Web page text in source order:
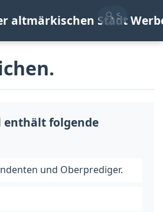
altmärkischen Stadt
enthält folgende
und Oberprediger.